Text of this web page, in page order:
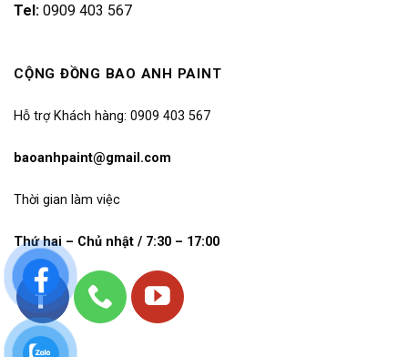
Tel: 0909 403 567
CỘNG ĐỒNG BAO ANH PAINT
Hỗ trợ Khách hàng: 0909 403 567
baoanhpaint@gmail.com
Thời gian làm việc
Thứ hai – Chủ nhật / 7:30 – 17:00